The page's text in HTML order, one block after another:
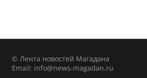
© Лента новостей Магадана
Email: info@news-magadan.ru